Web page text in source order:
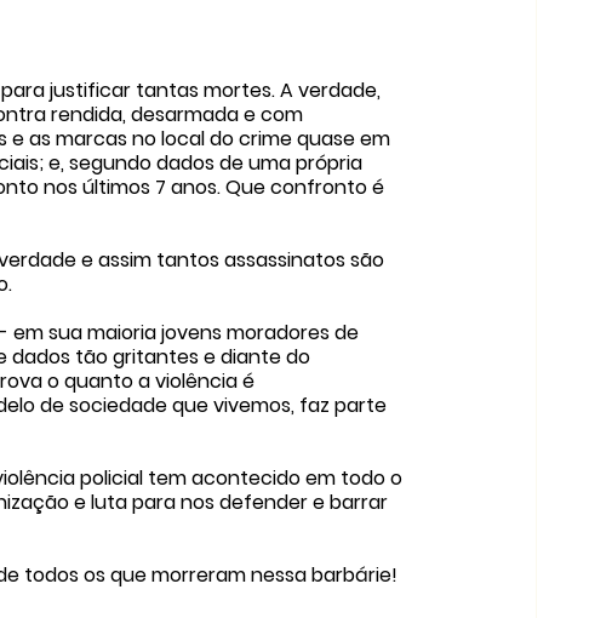
justificar tantas mortes. A verdade,
rendida, desarmada e com
as marcas no local do crime quase em
e, segundo dados de uma própria
nos últimos 7 anos. Que confronto é
e assim tantos assassinatos são
sua maioria jovens moradores de
dados tão gritantes e diante do
o quanto a violência é
de sociedade que vivemos, faz parte
policial tem acontecido em todo o
e luta para nos defender e barrar
todos os que morreram nessa barbárie!